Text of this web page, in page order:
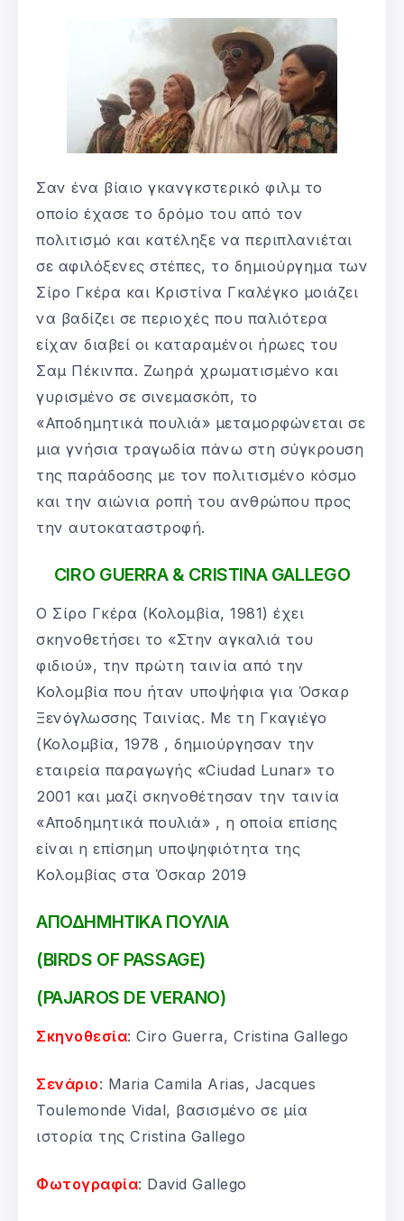
Σαν ένα βίαιο γκανγκστερικό φιλμ το
οποίο έχασε το δρόμο του από τον
πολιτισμό και κατέληξε να περιπλανιέται
σε αφιλόξενες στέπες, το δημιούργημα των
Σίρο Γκέρα και Κριστίνα Γκαλέγκο μοιάζει
να βαδίζει σε περιοχές που παλιότερα
είχαν διαβεί οι καταραμένοι ήρωες του
Σαμ Πέκινπα. Ζωηρά χρωματισμένο και
γυρισμένο σε σινεμασκόπ, το
«Αποδημητικά πουλιά» μεταμορφώνεται σε
μια γνήσια τραγωδία πάνω στη σύγκρουση
της παράδοσης με τον πολιτισμένο κόσμο
και την αιώνια ροπή του ανθρώπου προς
την αυτοκαταστροφή.
CIRO GUERRA & CRISTINA GALLEGO
Ο Σίρο Γκέρα (Κολομβία, 1981) έχει
σκηνοθετήσει το «Στην αγκαλιά του
φιδιού», την πρώτη ταινία από την
Κολομβία που ήταν υποψήφια για Όσκαρ
Ξενόγλωσσης Ταινίας. Με τη Γκαγιέγο
(Κολομβία, 1978 , δημιούργησαν την
εταιρεία παραγωγής «Ciudad Lunar» το
2001 και μαζί σκηνοθέτησαν την ταινία
«Αποδημητικά πουλιά» , η οποία επίσης
είναι η επίσημη υποψηφιότητα της
Κολομβίας στα Όσκαρ 2019
ΑΠΟΔΗΜΗΤΙΚΑ ΠΟΥΛΙΑ
(BIRDS OF PASSAGE)
(PAJAROS DE VERANO)
Σκηνοθεσία: Ciro Guerra, Cristina Gallego
Σενάριο: Maria Camila Arias, Jacques
Toulemonde Vidal, βασισμένο σε μία
ιστορία της Cristina Gallego
Φωτογραφία: David Gallego